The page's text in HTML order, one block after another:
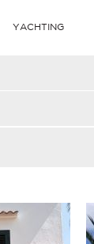
YACHTING